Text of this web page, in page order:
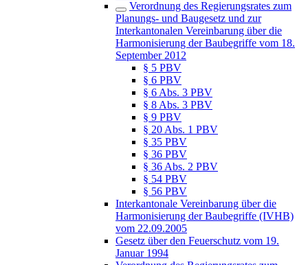
Verordnung des Regierungsrates zum
Planungs- und Baugesetz und zur
Interkantonalen Vereinbarung über die
Harmonisierung der Baubegriffe vom 18.
September 2012
§ 5 PBV
§ 6 PBV
§ 6 Abs. 3 PBV
§ 8 Abs. 3 PBV
§ 9 PBV
§ 20 Abs. 1 PBV
§ 35 PBV
§ 36 PBV
§ 36 Abs. 2 PBV
§ 54 PBV
§ 56 PBV
Interkantonale Vereinbarung über die
Harmonisierung der Baubegriffe (IVHB)
vom 22.09.2005
Gesetz über den Feuerschutz vom 19.
Januar 1994